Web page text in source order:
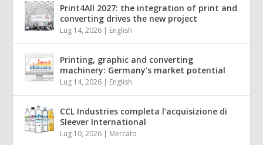
Print4All 2027: the integration of print and
converting drives the new project
Lug 14, 2026 | English
Printing, graphic and converting
machinery: Germany’s market potential
Lug 14, 2026 | English
CCL Industries completa l’acquisizione di
Sleever International
Lug 10, 2026 | Mercato